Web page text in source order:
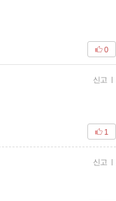
0
신고 |
1
신고 |